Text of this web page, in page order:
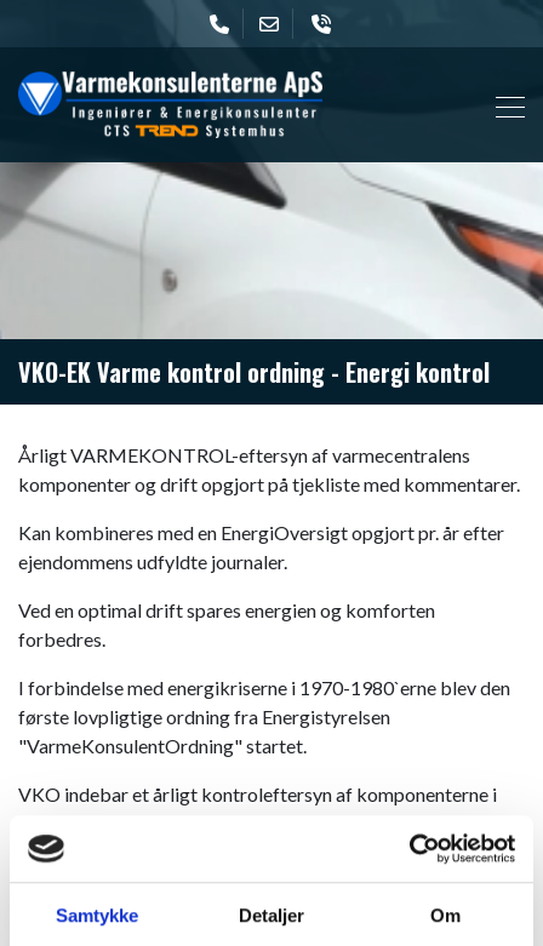
Samtykke Detaljer Om
til
hovedindhold
VKO-EK Varme kontrol ordning - Energi kontrol​
Årligt VARMEKONTROL-eftersyn af varmecentralens
komponenter og drift opgjort på tjekliste med kommentarer.
Kan kombineres med en EnergiOversigt opgjort pr. år efter
ejendommens udfyldte journaler.
Ved en optimal drift spares energien og komforten
forbedres.
I forbindelse med energikriserne i 1970-1980`erne blev den
første lovpligtige ordning fra Energistyrelsen
"VarmeKonsulentOrdning" startet.
VKO indebar et årligt kontroleftersyn af komponenterne i
ejendommens energiansvarlige førte forbrugs- og
driftsjournaler.
Denne ordning var ejendommenes varmemestre glade for og